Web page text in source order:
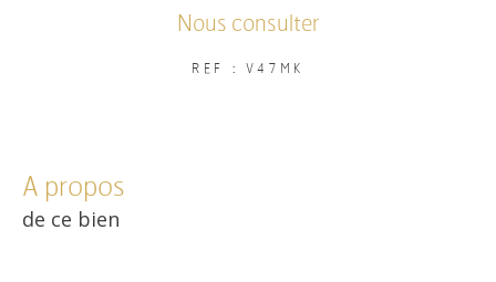
Nous consulter
REF : V47MK
a propos
de ce bien